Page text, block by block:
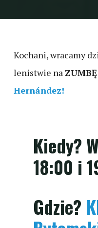
Kochani, wracamy
lenistwie na ZUMBĘ
Hernández!
Kiedy?
18:00 i
Gdzie?